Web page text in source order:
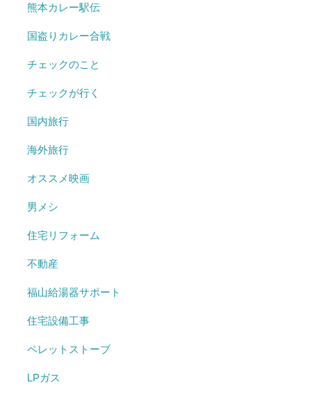
熊本カレー駅伝
国盗りカレー合戦
チェックのこと
チェックが行く
国内旅行
海外旅行
オススメ映画
男メシ
住宅リフォーム
不動産
福山給湯器サポート
住宅設備工事
ペレットストーブ
LPガス